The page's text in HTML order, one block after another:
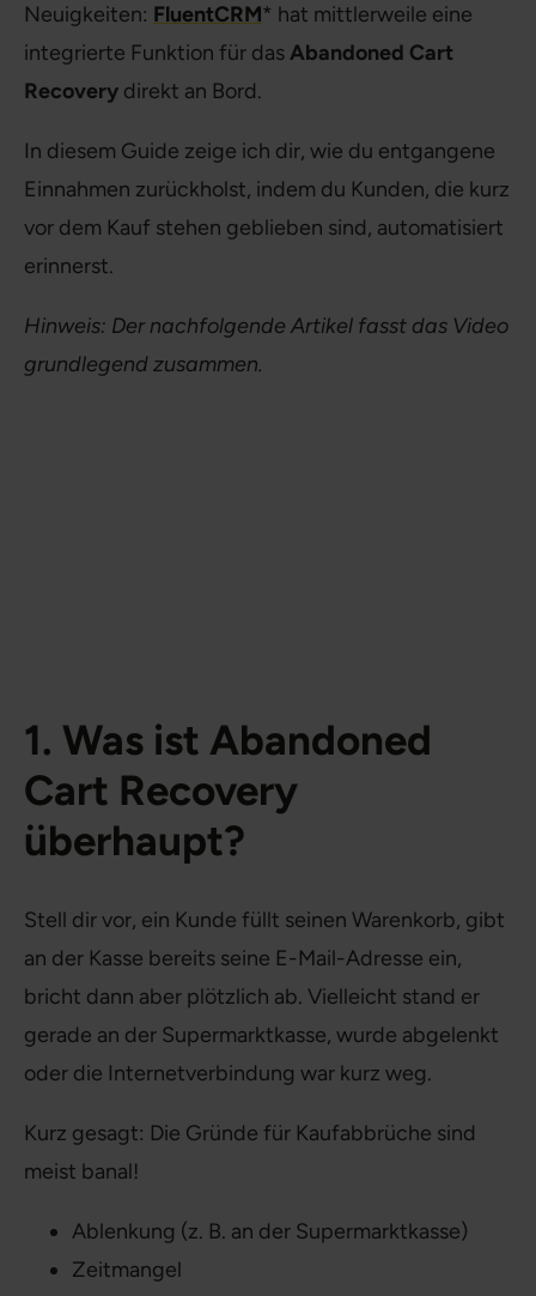
Neuigkeiten: FluentCRM* hat mittlerweile eine
integrierte Funktion für dasAbandoned Cart
Recovery direkt an Bord.
In diesem Guide zeige ich dir, wie du entgangene
Einnahmen zurückholst, indem du Kunden, die kurz
vor dem Kauf stehen geblieben sind, automatisiert
erinnerst.
Hinweis: Der nachfolgende Artikel fasst das Video
grundlegend zusammen.
1. Was ist Abandoned
Cart Recovery
überhaupt?
Stell dir vor, ein Kunde füllt seinen Warenkorb, gibt
an der Kasse bereits seine E-Mail-Adresse ein,
bricht dann aber plötzlich ab. Vielleicht stand er
gerade an der Supermarktkasse, wurde abgelenkt
oder die Internetverbindung war kurz weg.
Kurz gesagt: Die Gründe für Kaufabbrüche sind
meist banal!
Ablenkung (z. B. an der Supermarktkasse)
Zeitmangel